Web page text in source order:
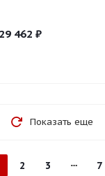
29 462 ₽
Показать еще
2 3 7